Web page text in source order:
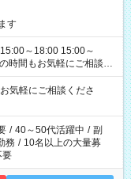
す
気軽にご相談くださ
/ 40～50代活躍中 / 副
務 / 10名以上の大量募
要